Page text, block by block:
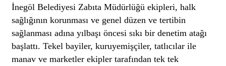
İnegöl Belediyesi Zabıta Müdürlüğü ekipleri, halk
sağlığının korunması ve genel düzen ve tertibin
sağlanması adına yılbaşı öncesi sıkı bir denetim atağı
başlattı. Tekel bayiler, kuruyemişçiler, tatlıcılar ile
manav ve marketler ekipler tarafından tek tek